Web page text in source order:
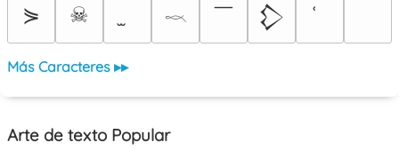
⋟ ☠ 𓎖 ￣ 𒁷
Más Caracteres ▸▸
Arte de texto Popular